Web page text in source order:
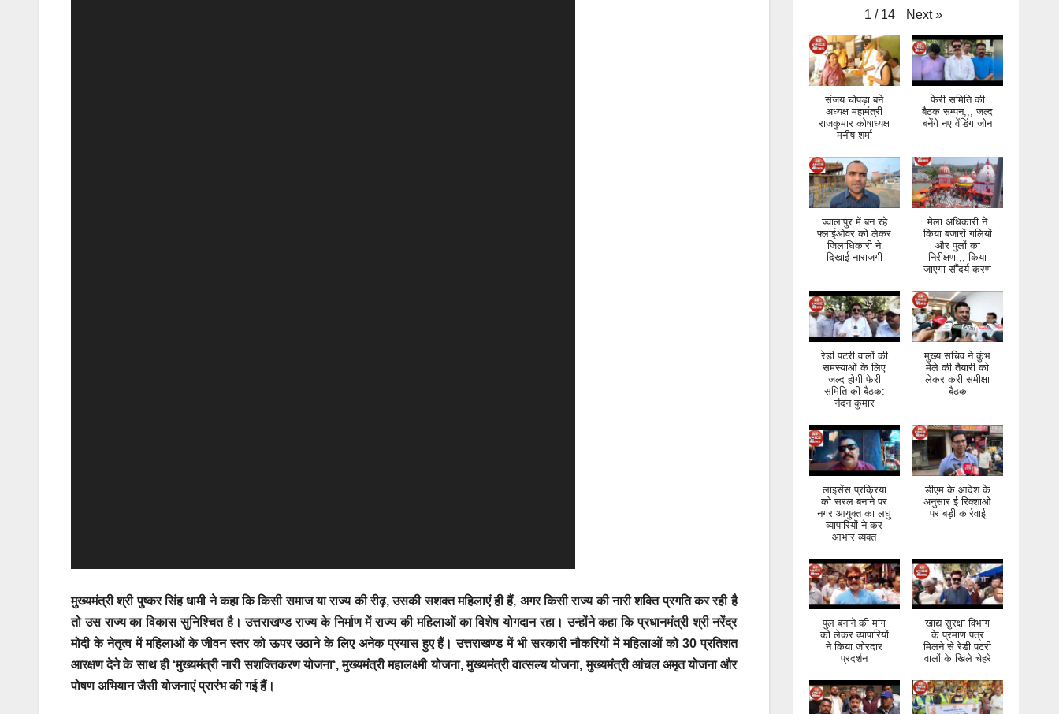
मुख्यमंत्री श्री पुष्कर सिंह धामी ने कहा कि किसी समाज या राज्य की रीढ़, उसकी सशक्त महिलाएं ही हैं, अगर किसी राज्य की नारी शक्ति प्रगति कर रही है
तो उस राज्य का विकास सुनिश्चित है। उत्तराखण्ड राज्य के निर्माण में राज्य की महिलाओं का विशेष योगदान रहा। उन्होंने कहा कि प्रधानमंत्री श्री नरेंद्र
मोदी के नेतृत्व में महिलाओं के जीवन स्तर को ऊपर उठाने के लिए अनेक प्रयास हुए हैं। उत्तराखण्ड में भी सरकारी नौकरियों में महिलाओं को 30 प्रतिशत
आरक्षण देने के साथ ही ‘मुख्यमंत्री नारी सशक्तिकरण योजना‘, मुख्यमंत्री महालक्ष्मी योजना, मुख्यमंत्री वात्सल्य योजना, मुख्यमंत्री आंचल अमृत योजना और
पोषण अभियान जैसी योजनाएं प्रारंभ की गई हैं।
1 / 14 Next »
संजय चोपड़ा बने
अध्यक्ष महामंत्री
राजकुमार कोषाध्यक्ष
मनीष शर्मा
फेरी समिति की
बैठक सम्पन,,, जल्द
बनेंगे नए वेंडिंग जोन
ज्वालापुर में बन रहे
फ्लाईओवर को लेकर
जिलाधिकारी ने
दिखाई नाराजगी
मेला अधिकारी ने
किया बजारों गलियों
और पुलों का
निरीक्षण ,, किया
जाएगा सौंदर्य करण
रेडी पटरी वालों की
समस्याओं के लिए
जल्द होगी फेरी
समिति की बैठक:
नंदन कुमार
मुख्य सचिव ने कुंभ
मेले की तैयारी को
लेकर करी समीक्षा
बैठक
लाइसेंस प्रक्रिया
को सरल बनाने पर
नगर आयुक्त का लघु
व्यापारियों ने कर
आभार व्यक्त
डीएम के आदेश के
अनुसार ई रिक्शाओ
पर बड़ी कार्रवाई
पुल बनाने की मांग
को लेकर व्यापारियों
ने किया जोरदार
प्रदर्शन
खाद्य सुरक्षा विभाग
के प्रमाण पत्र
मिलने से रेडी पटरी
वालों के खिले चेहरे